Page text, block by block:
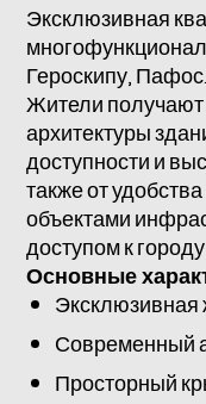
Эксклюзивная
Героскипу, Пафос.
Жители
архитектуры
доступности и
также от
объектами
доступом к
Основные
Эксклюзивная
Современный
Просторный